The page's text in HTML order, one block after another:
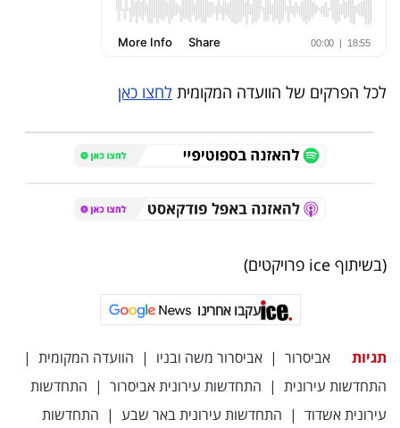
לכל הפרקים של הוועדה המקומית לחצו כאן
(בשיתוף ice פרויקטים)
עקבו אחרינו
תגיות אביסרור | אביסרור משה ובניו | הוועדה המקומית |
התחדשות עירונית | התחדשות עירונית אביסרור | התחדשות
עירונית אשדוד | התחדשות עירונית באר שבע | התחדשות